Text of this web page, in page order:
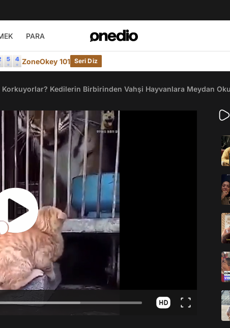
PARA
ZoneOkey 101 Seri Diz
Kedilerin Birbirinden Vahşi Hayvanlara Meydan